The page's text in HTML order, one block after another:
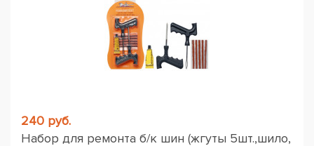
240 руб.
Набор для ремонта б/к шин (жгуты 5шт.,шило,